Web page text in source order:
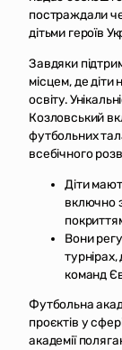
постраждали
дітьми героїв
Завдяки
місцем, де
освіту.
Козловський
футбольних
всебічного
Діти
включно
Вони
команд
Футбольна
проєктів у
академії